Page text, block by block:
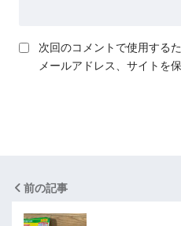
次回のコメントで使用する
メールアドレス、サイトを保
前の記事